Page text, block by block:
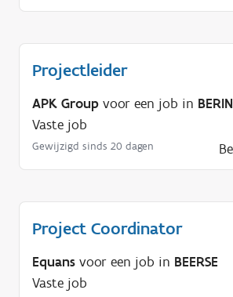
Projectleider
APK Group voor een job in
Vaste job
Gewijzigd sinds 20 dagen
Project Coordinator
Equans voor een job in BEERSE
Vaste job